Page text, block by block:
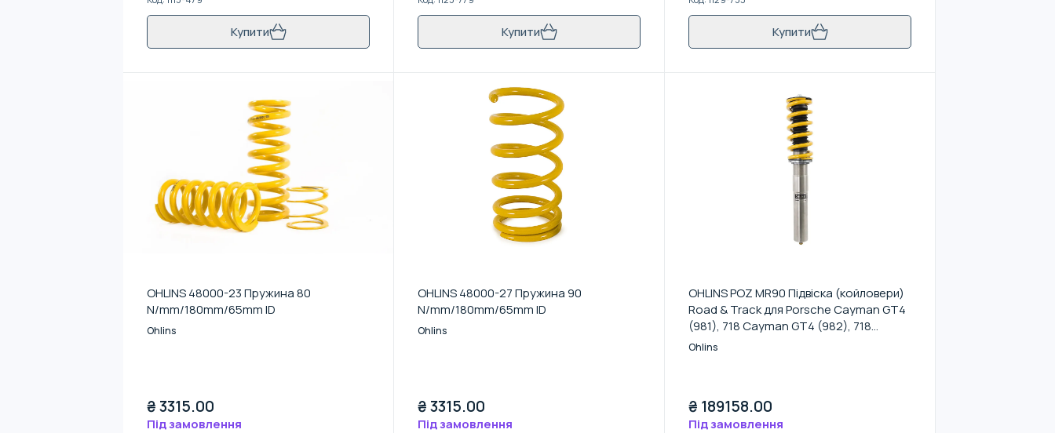
Купити Купити Купити
OHLINS 48000-23 Пружина 80
N/mm/180mm/65mm ID
Ohlins
₴3315.00
Під замовлення
OHLINS 48000-27 Пружина 90
N/mm/180mm/65mm ID
Ohlins
₴3315.00
Під замовлення
OHLINS POZ MR90 Підвіска (койловери)
Road & Track для Porsche Cayman GT4
(981), 718 Cayman GT4 (982), 718
Boxster Spyder (982)
Ohlins
₴ 189158.00
Під замовлення